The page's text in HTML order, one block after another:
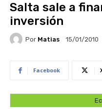
Salta sale a
inversión
Por Matias 15/01/2010
Facebook